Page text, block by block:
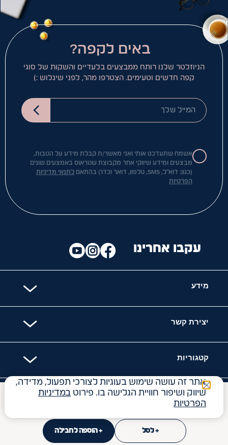
17
₪
+ לסל + הוספה לחבילה
באים לקפה?
הניוזלטר שלנו רותח ממבצעים בלעדיים והשקות של סוגי
קפה חדשים וטעימים. הצטרפו מהר, לפני שיגלוש :)
המייל שלך
אשמח שתעדכנו אותי ואני מאשר/ת קבלת מידע על הטבות,
מבצעים ומידע שיווקי אחר מקבוצת שטראוס באמצעים שונים
(כגון: דוא"ל, SMS, טלפון, דואר וכדו') בהתאם
לתנאי מדיניות
הפרטיות
מידע
יצירת קשר
קטגוריות
עקבו אחרינו
האתר מאובטח עם
אתר זה עושה שימוש בעוגיות לצורכי תפעול, מדידה,
שיווק ושיפור חוויית הגלישה בו. פירוט במדיניות
הפרטיות